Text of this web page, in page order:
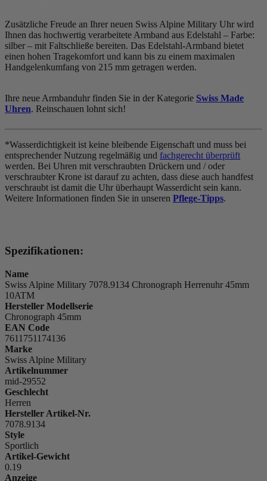
Zusätzliche Freude an Ihrer neuen Swiss Alpine Military Uhr wird
Ihnen das hochwertig verarbeitete Armband aus Edelstahl – Farbe:
silber – mit Faltschließe bereiten. Das Edelstahl-Armband bietet
einen hohen Tragekomfort und kann bis zu einem maximalen
Handgelenkumfang von 215 mm getragen werden.
Ihre neue Armbanduhr finden Sie in der Kategorie Swiss Made
Uhren. Reinschauen lohnt sich!
*Wasserdichtigkeit ist keine bleibende Eigenschaft und muss bei
entsprechender Nutzung regelmäßig und fachgerecht überprüft
werden. Bei Uhren mit verschraubten Drückern und / oder
verschraubter Krone ist darauf zu achten, dass diese auch handfest
verschraubt ist damit die Uhr überhaupt Wasserdicht sein kann.
Weitere Informationen finden Sie in unseren Pflege-Tipps.
Spezifikationen:
Name
Swiss Alpine Military 7078.9134 Chronograph Herrenuhr 45mm
10ATM
Hersteller Modellserie
Chronograph 45mm
EAN Code
7611751174136
Marke
Swiss Alpine Military
Artikelnummer
mid-29552
Geschlecht
Herren
Hersteller Artikel-Nr.
7078.9134
Style
Sportlich
Artikel-Gewicht
0.19
Anzeige